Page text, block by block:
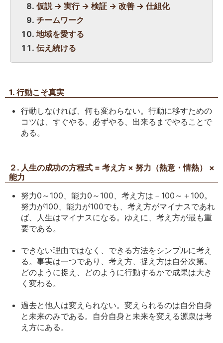
仮説 → 実行 → 検証 → 改善 → 仕組化
チームワーク
地域を愛する
伝え続ける
1. 行動こそ真実
行動しなければ、何も変わらない。行動に移すための
コツは、すぐやる、必ずやる、出来るまでやることで
ある。
２. 人生の成功の方程式 = 考え方 × 努力（熱意・情熱） ×
能力
努力0～100、能力0～100、考え方は－100～＋100。
努力が100、能力が100でも、考え方がマイナスであれ
ば、人生はマイナスになる。ゆえに、考え方が最も重
要である。
できない理由ではなく、できる方法をシンプルに考え
る。事実は一つであり、考え方、捉え方は自分次第。
どのように捉え、どのように行動するかで成果は大き
く変わる。
過去と他人は変えられない。変えられるのは自分自身
と未来のみである。自分自身と未来を変える源泉は考
え方にある。